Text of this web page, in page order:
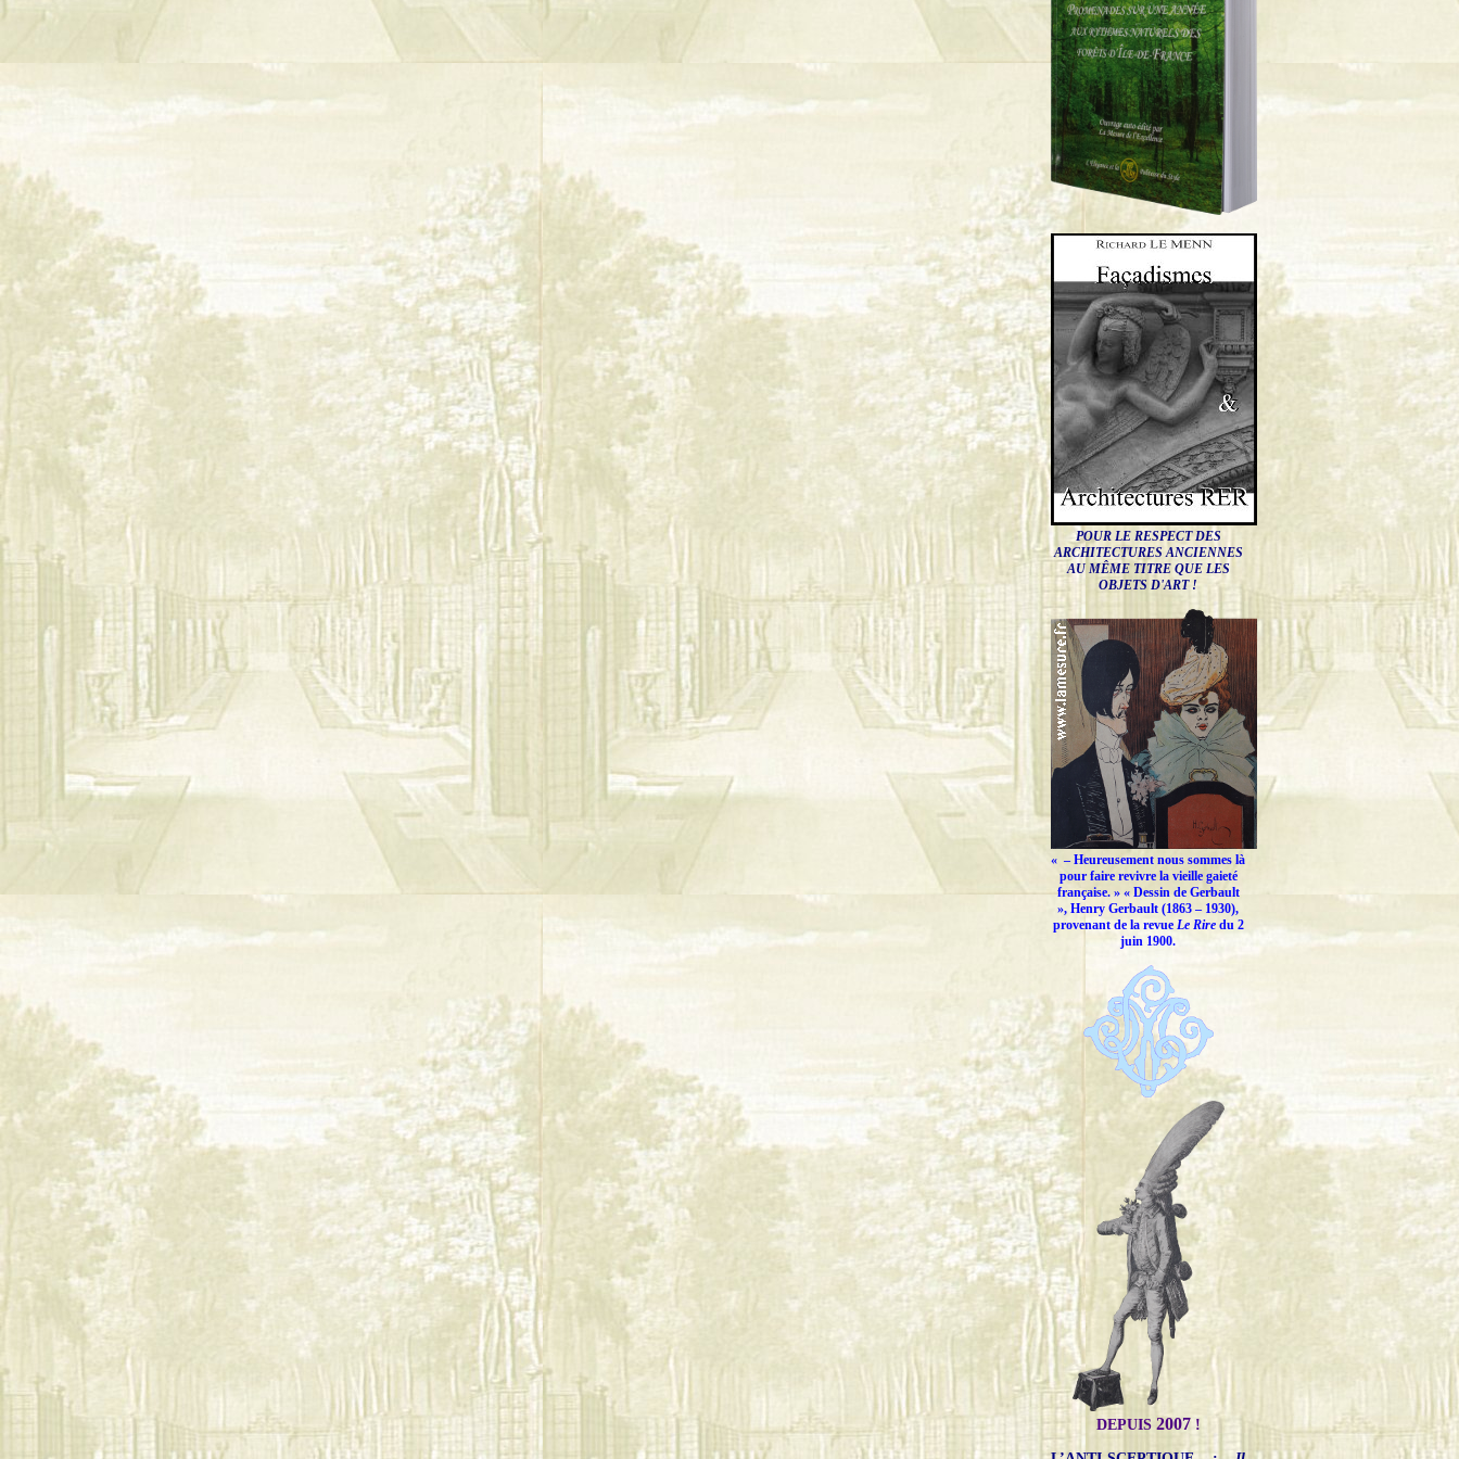
POUR LE RESPECT DES
ARCHITECTURES ANCIENNES
AU MÊME TITRE QUE LES
OBJETS D'ART !
« – Heureusement nous sommes là
pour faire revivre la vieille gaieté
française.» « Dessin de Gerbault
», Henry Gerbault (1863 – 1930),
provenant de la revue Le Riredu 2
juin 1900.
DEPUIS 2007!